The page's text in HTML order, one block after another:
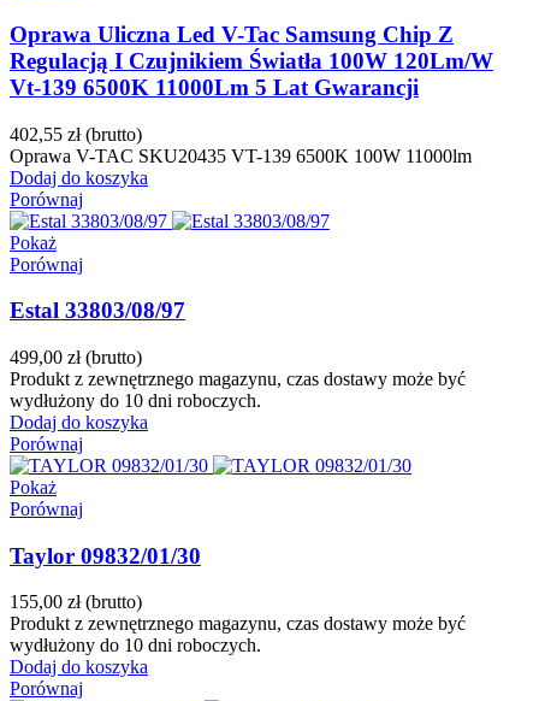
Oprawa Uliczna Led V-Tac Samsung Chip Z
Regulacją I Czujnikiem Światła 100W 120Lm/W
Vt-139 6500K 11000Lm 5 Lat Gwarancji
402,55 zł (brutto)
Oprawa V-TAC SKU20435 VT-139 6500K 100W 11000lm
Dodaj do koszyka
Porównaj
Pokaż
Porównaj
Estal 33803/08/97
499,00 zł (brutto)
Produkt z zewnętrznego magazynu, czas dostawy może być
wydłużony do 10 dni roboczych.
Dodaj do koszyka
Porównaj
Pokaż
Porównaj
Taylor 09832/01/30
155,00 zł (brutto)
Produkt z zewnętrznego magazynu, czas dostawy może być
wydłużony do 10 dni roboczych.
Dodaj do koszyka
Porównaj